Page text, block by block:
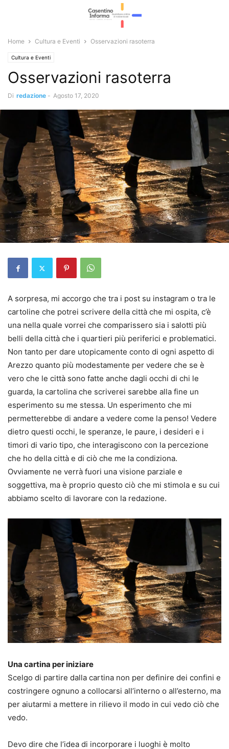
Home Cultura e Eventi Osservazioni rasoterra
Cultura e Eventi
Osservazioni rasoterra
Di redazione - Agosto 17, 2020
A sorpresa, mi accorgo che tra i post su instagram o tra le
cartoline che potrei scrivere della città che mi ospita, c’è
una nella quale vorrei che comparissero sia i salotti più
belli della città che i quartieri più periferici e problematici.
Non tanto per dare utopicamente conto di ogni aspetto di
Arezzo quanto più modestamente per vedere che se è
vero che le città sono fatte anche dagli occhi di chi le
guarda, la cartolina che scriverei sarebbe alla fine un
esperimento su me stessa. Un esperimento che mi
permetterebbe di andare a vedere come la penso! Vedere
dietro questi occhi, le speranze, le paure, i desideri e i
timori di vario tipo, che interagiscono con la percezione
che ho della città e di ciò che me la condiziona.
Ovviamente ne verrà fuori una visione parziale e
soggettiva, ma è proprio questo ciò che mi stimola e su cui
abbiamo scelto di lavorare con la redazione.
Una cartina per iniziare
Scelgo di partire dalla cartina non per definire dei confini e
costringere ognuno a collocarsi all’interno o all’esterno, ma
per aiutarmi a mettere in rilievo il modo in cui vedo ciò che
vedo.
Devo dire che l’idea di incorporare i luoghi è molto